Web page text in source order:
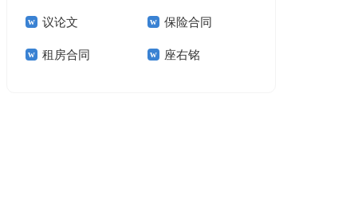
议论文 保险合同
租房合同 座右铭